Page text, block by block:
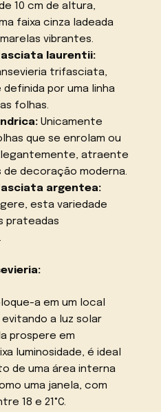
10 cm de altura,
faixa cinza ladeada
vibrantes.
laurentii:
trifasciata,
por uma linha
folhas.
Unicamente
que se enrolam ou
atraente
decoração moderna.
argentea:
esta variedade
prateadas
a em um local
a luz solar
prospere em
luminosidade, é ideal
de uma área interna
uma janela, com
18 e 21°C.